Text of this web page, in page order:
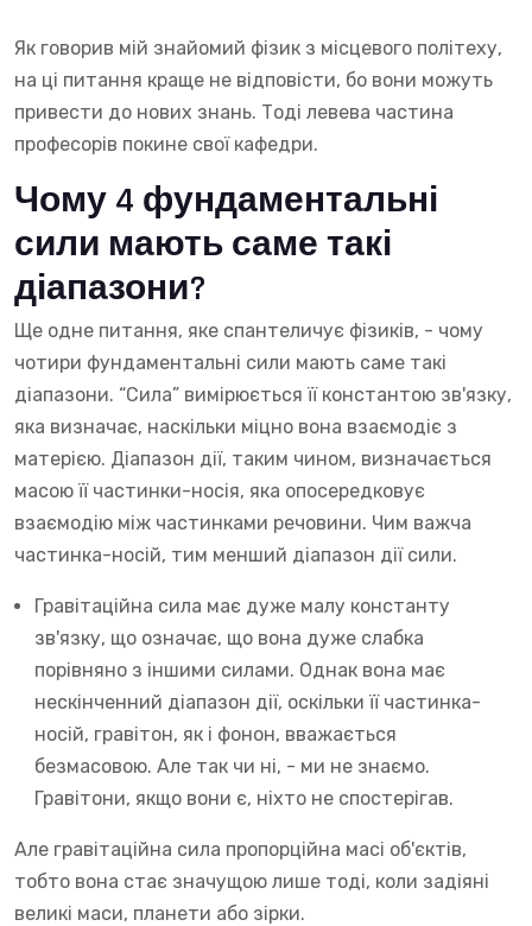
Як говорив мій знайомий фізик з місцевого політеху,
на ці питання краще не відповісти, бо вони можуть
привести до нових знань. Тоді левева частина
професорів покине свої кафедри.
Чому 4 фундаментальні
сили мають саме такі
діапазони?
Ще одне питання, яке спантеличує фізиків, - чому
чотири фундаментальні сили мають саме такі
діапазони. “Сила” вимірюється її константою зв'язку,
яка визначає, наскільки міцно вона взаємодіє з
матерією. Діапазон дії, таким чином, визначається
масою її частинки-носія, яка опосередковує
взаємодію між частинками речовини. Чим важча
частинка-носій, тим менший діапазон дії сили.
Гравітаційна сила має дуже малу константу
зв'язку, що означає, що вона дуже слабка
порівняно з іншими силами. Однак вона має
нескінченний діапазон дії, оскільки її частинка-
носій, гравітон, як і фонон, вважається
безмасовою. Але так чи ні, - ми не знаємо.
Гравітони, якщо вони є, ніхто не спостерігав.
Але гравітаційна сила пропорційна масі об'єктів,
тобто вона стає значущою лише тоді, коли задіяні
великі маси, планети або зірки.